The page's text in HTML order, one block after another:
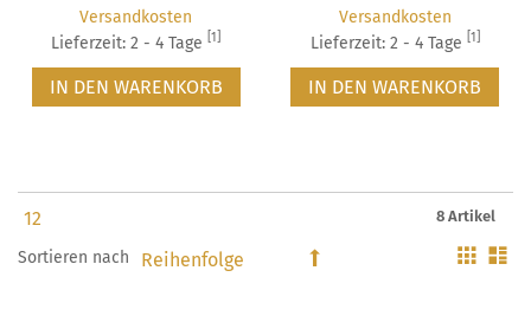
Versandkosten
Lieferzeit: 2 - 4 Tage [1]
IN DEN WARENKORB
Versandkosten
Lieferzeit: 2 - 4 Tage
[1]
IN DEN WARENKORB
8 Artikel
Sortieren nach
Gitter